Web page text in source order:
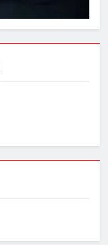
होगा कार्बन-
उच्च-कुशल
आपूर्ति से कृषि,
स्वरोजगार को
में आने वाले भक्तों
द्वार